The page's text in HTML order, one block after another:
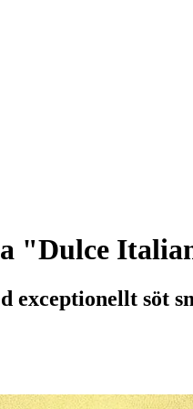
"Dulce
exceptionellt söt